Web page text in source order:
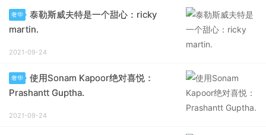
奢华
泰勒斯威夫特是一个甜心：ricky
martin.
2021-09-24
奢华
使用Sonam Kapoor绝对喜悦：
Prashantt Guptha.
2021-09-24